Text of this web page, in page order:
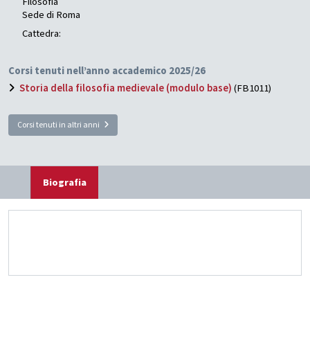
Sede di Roma
Cattedra:
Corsi tenuti nell’anno accademico 2025/26
Storia della filosofia medievale (modulo base)(FB1011)
Corsi tenuti in altri anni
Biografia